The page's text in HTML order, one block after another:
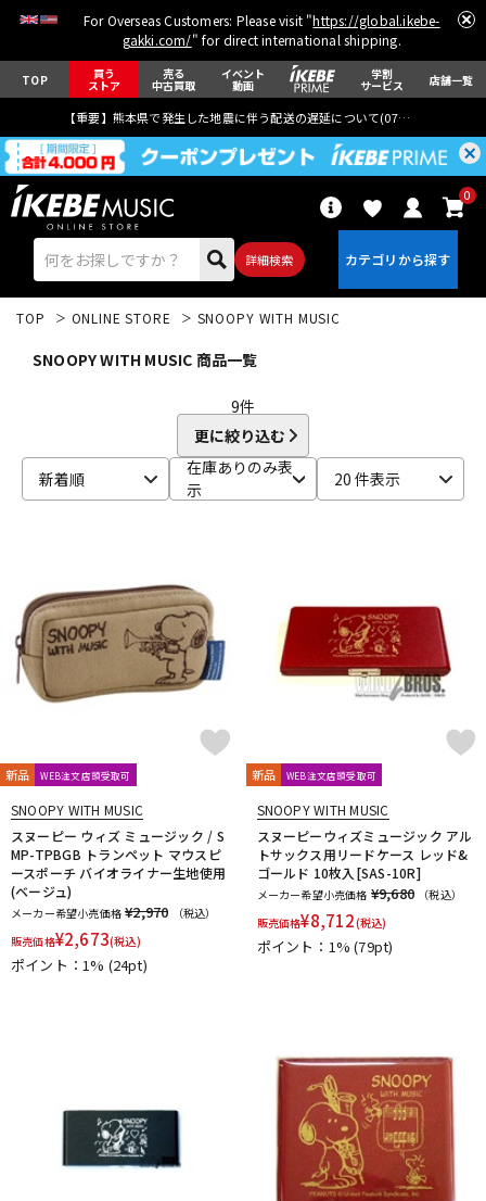
For Overseas Customers: Please visit "https://global.ikebe-
gakki.com/" for direct international shipping.
TOP 買う
ストア
売る
中古買取
イベント
動画
学割
サービス 店舗一覧
【重要】熊本県で発生した地震に伴う配送の遅延について(07月29日
詳細検索
0
ドラム
キーボード 電子ピアノ
アンプ エフェクター
DJ機器
楽器アクセサリ
中古 ヴィンテージ
TOP ONLINE STORE SNOOPY WITH MUSIC
SNOOPY WITH MUSIC 商品一覧
9件
更に絞り込む
新着順
在庫ありのみ表
示
20 件表示
新品 WEB注文店頭受取可
SNOOPY WITH MUSIC
スヌーピー ウィズ ミュージック / S
MP-TPBGB トランペット マウスピ
ースポーチ バイオライナー生地使用
(ベージュ)
メーカー希望小売価格 ¥2,970
（税込）
販売価格¥2,673(税込)
ポイント：1% (24pt)
新品 WEB注文店頭受取可
SNOOPY WITH MUSIC
スヌーピーウィズミュージック アル
トサックス用リードケース レッド&
ゴールド 10枚入[SAS-10R]
メーカー希望小売価格 ¥9,680
（税込）
販売価格¥8,712(税込)
ポイント：1%(79pt)